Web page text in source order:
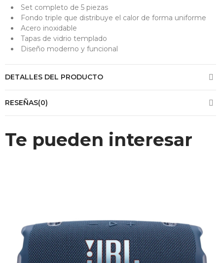
Set completo de 5 piezas
Fondo triple que distribuye el calor de forma uniforme
Acero inoxidable
Tapas de vidrio templado
Diseño moderno y funcional
DETALLES DEL PRODUCTO
RESEÑAS(0)
Te pueden interesar